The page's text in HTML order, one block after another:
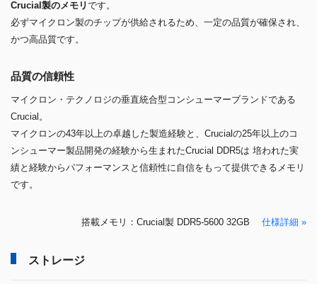
Crucial製のメモリです。
必ずマイクロン製のチップが供給されるため、一定の品質が確保され、
かつ高品質です。
品質の信頼性
マイクロン・テクノロジの垂直統合型コンシューマーブランドである
Crucial。
マイクロンの43年以上の卓越した製造経験と、Crucialの25年以上のコ
ンシューマー製品開発の経験から生まれたCrucial DDR5は 培われた実
績と経験からパフォーマンスと信頼性に自信をもって提供できるメモリ
です。
搭載メモリ：Crucial製 DDR5-5600 32GB 仕様詳細 »
ストレージ